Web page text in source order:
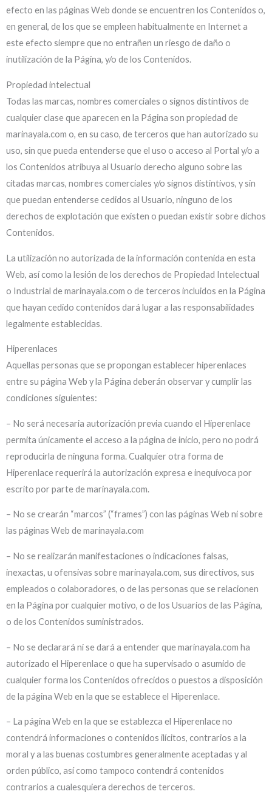
efecto en las páginas Web donde se encuentren los Contenidos o,
en general, de los que se empleen habitualmente en Internet a
este efecto siempre que no entrañen un riesgo de daño o
inutilización de la Página, y/o de los Contenidos.
Propiedad intelectual
Todas las marcas, nombres comerciales o signos distintivos de
cualquier clase que aparecen en la Página son propiedad de
marinayala.com o, en su caso, de terceros que han autorizado su
uso, sin que pueda entenderse que el uso o acceso al Portal y/o a
los Contenidos atribuya al Usuario derecho alguno sobre las
citadas marcas, nombres comerciales y/o signos distintivos, y sin
que puedan entenderse cedidos al Usuario, ninguno de los
derechos de explotación que existen o puedan existir sobre dichos
Contenidos.
La utilización no autorizada de la información contenida en esta
Web, así como la lesión de los derechos de Propiedad Intelectual
o Industrial de marinayala.com o de terceros incluidos en la Página
que hayan cedido contenidos dará lugar a las responsabilidades
legalmente establecidas.
Hiperenlaces
Aquellas personas que se propongan establecer hiperenlaces
entre su página Web y la Página deberán observar y cumplir las
condiciones siguientes:
– No será necesaria autorización previa cuando el Hiperenlace
permita únicamente el acceso a la página de inicio, pero no podrá
reproducirla de ninguna forma. Cualquier otra forma de
Hiperenlace requerirá la autorización expresa e inequívoca por
escrito por parte de marinayala.com.
– No se crearán “marcos” (“frames”) con las páginas Web ni sobre
las páginas Web de marinayala.com
– No se realizarán manifestaciones o indicaciones falsas,
inexactas, u ofensivas sobre marinayala.com, sus directivos, sus
empleados o colaboradores, o de las personas que se relacionen
en la Página por cualquier motivo, o de los Usuarios de las Página,
o de los Contenidos suministrados.
– No se declarará ni se dará a entender que marinayala.com ha
autorizado el Hiperenlace o que ha supervisado o asumido de
cualquier forma los Contenidos ofrecidos o puestos a disposición
de la página Web en la que se establece el Hiperenlace.
– La página Web en la que se establezca el Hiperenlace no
contendrá informaciones o contenidos ilícitos, contrarios a la
moral y a las buenas costumbres generalmente aceptadas y al
orden público, así como tampoco contendrá contenidos
contrarios a cualesquiera derechos de terceros.